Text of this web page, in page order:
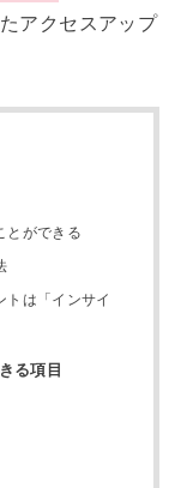
アクセスアップ
とができる
トは「インサイ
る項目